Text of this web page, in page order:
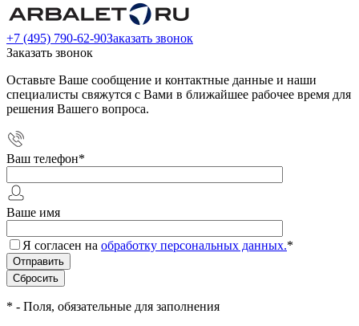
+7 (495) 790-62-90Заказать звонок
Заказать звонок
Оставьте Ваше сообщение и контактные данные и наши
специалисты свяжутся с Вами в ближайшее рабочее время для
решения Вашего вопроса.
Ваш телефон*
Ваше имя
Я согласен на обработку персональных данных.*
* - Поля, обязательные для заполнения